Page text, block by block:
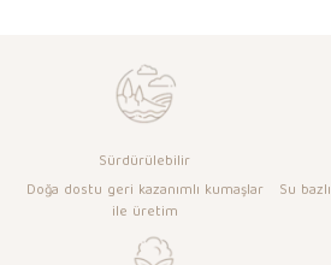
Sürdürülebilir
Doğa dostu geri kazanımlı kumaşlar
ile üretim
Su